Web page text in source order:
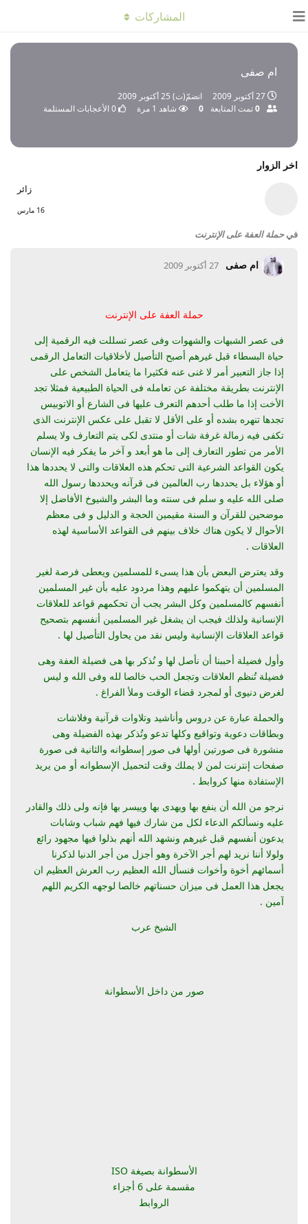
ام صفى
27 أكتوبر 2009 انضمّ(ت) 25 أكتوبر 2009
0تمت المتابعة 0 شاهد 1 مرة 0 الأعجابات المستلمة
المشاركات
اخر الزوار
زائر
16 مارس
فيحملة العفة على الإنترنت
ام صفى 27 أكتوبر 2009
حملة العفة على الإنترنت
فى عصر الشبهات والشهوات وفى عصر تسللت فيه الرقمية إلى
حياة البسطاء قبل غيرهم أصبح التأصيل لأخلاقيات التعامل الرقمى
إذا جاز التعبير أمر لا غنى عنه فكثيرا ما يتعامل الشخص على
الإنترنت بطريقة مختلفة عن تعامله فى الحياة الطبيعية فمثلا تجد
الأخت إذا ما طلب أحدهم التعرف عليها فى الشارع أو الاتوبيس
تجدها تنهره بشده أو على الأقل لا تقبل على عكس الإنترنت الذى
تكفى فيه زمالة غرفة شات أو منتدى لكى يتم التعارف ولا يسلم
الأمر من تطور التعارف إلى ما هو أبعد و آخر ما يفكر فيه الإنسان
يكون القواعد الشرعية التى تحكم هذه العلاقات والتى لا يحددها هذا
أو هؤلاء بل يحددها رب العالمين فى قرآنه ويحددها رسول الله
صلى الله عليه و سلم فى سنته وما البشر والشيوخ الأفاضل إلا
موضحين للقرآن و السنة مقيمين الحجة و الدليل و فى معظم
الأحوال لا يكون هناك خلاف بينهم فى القواعد الأساسية لهذه
العلاقات .
وقد يعترض البعض بأن هذا يسىء للمسلمين ويعطى فرصة لغير
المسلمين أن يتهكموا عليهم وهذا مردود عليه بأن غير المسلمين
أنفسهم كالمسلمين وكل البشر يجب أن تحكمهم قواعد للعلاقات
الإنسانية ولذلك فيجب ان يشغل غير المسلمين أنفسهم بتصحيح
قواعد العلاقات الإنسانية وليس نقد من يحاول التأصيل لها .
وأول فضيلة أحببنا أن نأصل لها و نُذكر بها هى فضيلة العفة وهى
فضيلة تُنظم العلاقات وتجعل الحب خالصا لله وفى الله و ليس
لغرض دنيوى أو لمجرد قضاء الوقت وملأ الفراغ .
والحملة عبارة عن دروس وأناشيد وتلاوات قرآنية وفلاشات
وبطاقات دعوية وتواقيع وكلها تدعو وتُذكر بهذه الفضيلة وهى
منشورة فى صورتين أولها فى صور إسطوانه والثانية فى صورة
صفحات إنترنت لمن لا يملك وقت لتحميل الإسطوانه أو من يريد
الإستفادة منها كروابط .
نرجو من الله أن ينفع بها ويهدى بها وييسر بها فإنه ولى ذلك والقادر
عليه ونسألكم الدعاء لكل من شارك فيها فهم شباب وشابات
يدعون أنفسهم قبل غيرهم ونشهد الله أنهم بذلوا فيها مجهود رائع
ولولا أننا نريد لهم أجر الآخرة وهو أجزل من أجر الدنيا لذكرنا
أسمائهم أخوة وأخوات فنسأل الله العظيم رب العرش العظيم ان
يجعل هذا العمل فى ميزان حسناتهم خالصا لوجهه الكريم اللهم
آمين .
الشيخ عرب
صور من داخل الأسطوانة
الأسطوانة بصيغة ISO
مقسمة على 6 أجزاء
الروابط